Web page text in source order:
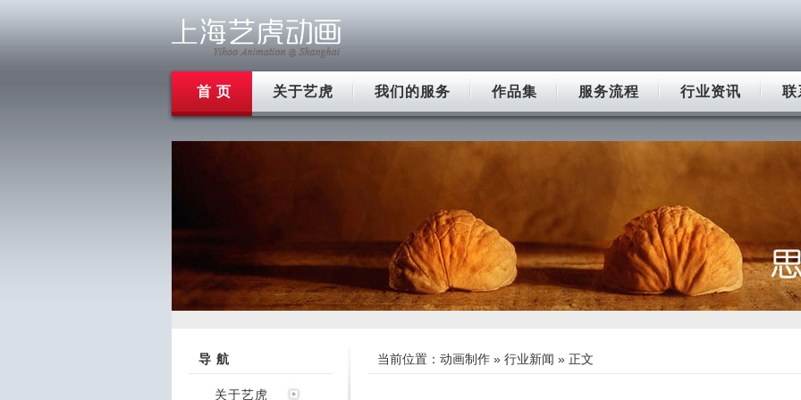
首 页 关于艺虎 我们的服务 作品集 服务流程 行业资讯 联
导 航
关于艺虎
当前位置： 动画制作 » 行业新闻 » 正文